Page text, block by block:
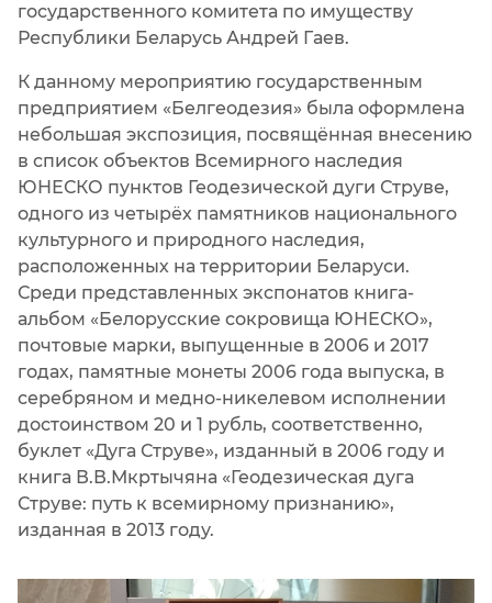
государственного комитета по имуществу
Республики Беларусь Андрей Гаев.
К данному мероприятию государственным
предприятием «Белгеодезия» была оформлена
небольшая экспозиция, посвящённая внесению
в список объектов Всемирного наследия
ЮНЕСКО пунктов Геодезической дуги Струве,
одного из четырёх памятников национального
культурного и природного наследия,
расположенных на территории Беларуси.
Среди представленных экспонатов книга-
альбом «Белорусские сокровища ЮНЕСКО»,
почтовые марки, выпущенные в 2006 и 2017
годах, памятные монеты 2006 года выпуска, в
серебряном и медно-никелевом исполнении
достоинством 20 и 1 рубль, соответственно,
буклет «Дуга Струве», изданный в 2006 году и
книга В.В.Мкртычяна «Геодезическая дуга
Струве: путь к всемирному признанию»,
изданная в 2013 году.